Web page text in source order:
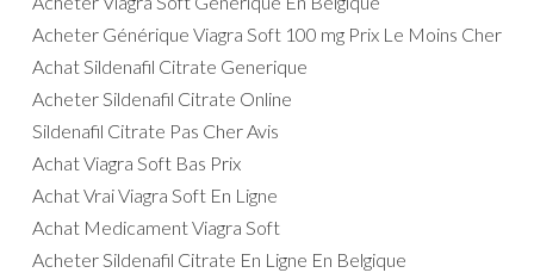
Acheter Générique Viagra Soft 100 mg Prix Le Moins Cher
Achat Sildenafil Citrate Generique
Acheter Sildenafil Citrate Online
Sildenafil Citrate Pas Cher Avis
Achat Viagra Soft Bas Prix
Achat Vrai Viagra Soft En Ligne
Achat Medicament Viagra Soft
Acheter Sildenafil Citrate En Ligne En Belgique